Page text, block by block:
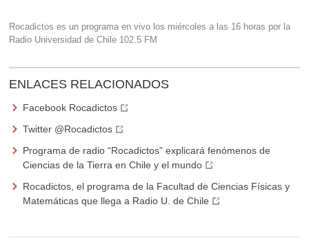
Rocadictos es un programa en vivo los miércoles a las 16 horas por la
Radio Universidad de Chile 102.5 FM
ENLACES RELACIONADOS
Facebook Rocadictos
Twitter @Rocadictos
Programa de radio “Rocadictos” explicará fenómenos de
Ciencias de la Tierra en Chile y el mundo
Rocadictos, el programa de la Facultad de Ciencias Físicas y
Matemáticas que llega a Radio U. de Chile